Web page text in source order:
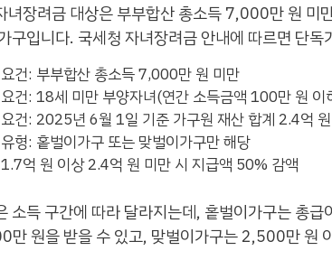
장려금 대상은 부부합산 총소득 7,000만 원 미
구입니다. 국세청 자녀장려금 안내에 따르면 단독
건: 부부합산 총소득 7,000만 원 미만
건: 18세 미만 부양자녀(연간 소득금액 100만 원 이
건: 2025년 6월 1일 기준 가구원 재산 합계 2.4억
형: 홑벌이가구 또는 맞벌이가구만 해당
억 원 이상 2.4억 원 미만 시 지급액 50% 감액
소득 구간에 따라 달라지는데, 홑벌이가구는 총
만 원을 받을 수 있고, 맞벌이가구는 2,500만 원